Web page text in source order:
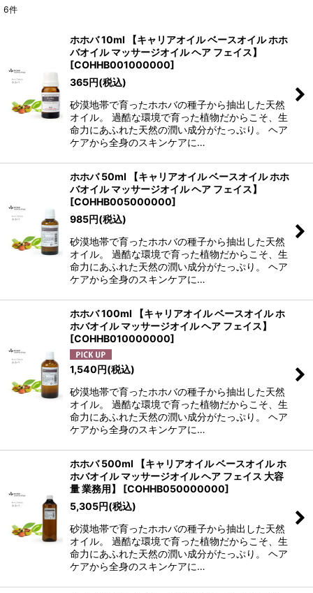
絞り込む
6件
ホホバ 10ml 【キャリアオイル ベースオイル ホホ
バオイル マッサージオイル ヘア フェイス】
[COHHB001000000]
365円(税込)
砂漠地帯で育ったホホバの種子から抽出した天然
オイル。 過酷な環境で育った植物だからこそ、生
命力にあふれた天然の潤い成分がたっぷり。 ヘア
ケアから全身のスキンケアに…
ホホバ 50ml 【キャリアオイル ベースオイル ホホ
バオイル マッサージオイル ヘア フェイス】
[COHHB005000000]
985円(税込)
砂漠地帯で育ったホホバの種子から抽出した天然
オイル。 過酷な環境で育った植物だからこそ、生
命力にあふれた天然の潤い成分がたっぷり。 ヘア
ケアから全身のスキンケアに…
ホホバ 100ml 【キャリアオイル ベースオイル ホ
ホバオイル マッサージオイル ヘア フェイス】
[COHHB010000000]
1,540円(税込)
砂漠地帯で育ったホホバの種子から抽出した天然
オイル。 過酷な環境で育った植物だからこそ、生
命力にあふれた天然の潤い成分がたっぷり。 ヘア
ケアから全身のスキンケアに…
ホホバ 500ml 【キャリアオイル ベースオイル ホ
ホバオイル マッサージオイル ヘア フェイス 大容
量 業務用】
[COHHB050000000]
5,305円(税込)
砂漠地帯で育ったホホバの種子から抽出した天然
オイル。 過酷な環境で育った植物だからこそ、生
命力にあふれた天然の潤い成分がたっぷり。 ヘア
ケアから全身のスキンケアに…